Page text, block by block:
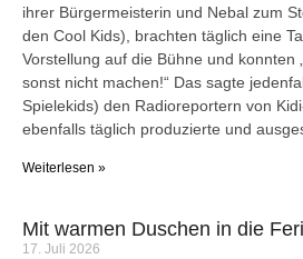
ihrer Bürgermeisterin und Nebal zum
den Cool Kids), brachten täglich eine
Vorstellung auf die Bühne und konnten
sonst nicht machen!“ Das sagte
Spielekids) den Radioreportern von
ebenfalls täglich produzierte und
Weiterlesen »
Mit warmen Duschen in die
17. Juli 2026